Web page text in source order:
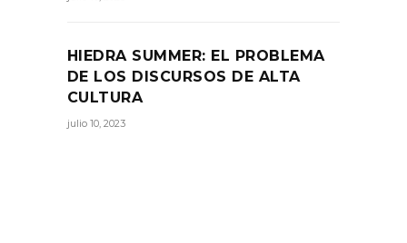
HIEDRA SUMMER: EL PROBLEMA
DE LOS DISCURSOS DE ALTA
CULTURA
julio 10, 2023